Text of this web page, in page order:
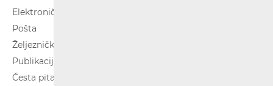
Elektroničke komunikacije
Pošta
Željeznički putnički prijevoz
Publikacije
Česta pitanja